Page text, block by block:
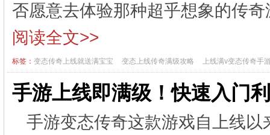
否愿意去体验那种超乎想象的传
阅读全文>>
标签： 变态传奇上线就送满宝宝 变态上线传奇满级攻略 上线满v变态传奇手
手游上线即满级！快速入门
手游变态传奇这款游戏自上线